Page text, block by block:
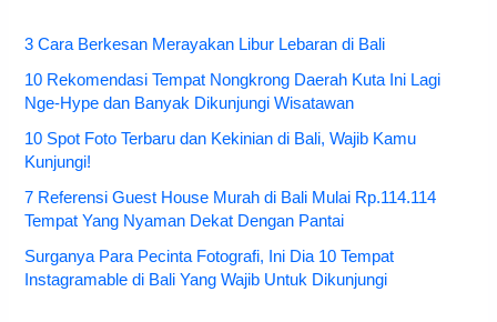
3 Cara Berkesan Merayakan Libur Lebaran di Bali
10 Rekomendasi Tempat Nongkrong Daerah Kuta Ini Lagi
Nge-Hype dan Banyak Dikunjungi Wisatawan
10 Spot Foto Terbaru dan Kekinian di Bali, Wajib Kamu
Kunjungi!
7 Referensi Guest House Murah di Bali Mulai Rp.114.114
Tempat Yang Nyaman Dekat Dengan Pantai
Surganya Para Pecinta Fotografi, Ini Dia 10 Tempat
Instagramable di Bali Yang Wajib Untuk Dikunjungi